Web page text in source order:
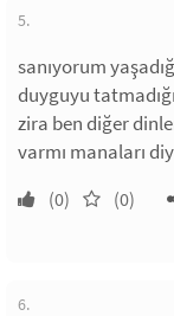
5.
sanıyorum
duyguyu
zira ben diğer
varmı manaları
(0) (0)
6.